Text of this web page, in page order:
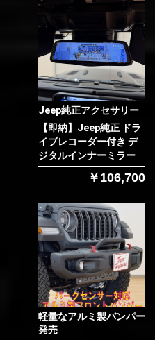
お買い物を続ける
Jeep純正アクセサリー
【即納】Jeep純正 ドラ
イブレコーダー付き デ
ジタルインナーミラー
￥106,700
軽量なアルミ製バンパー
発売